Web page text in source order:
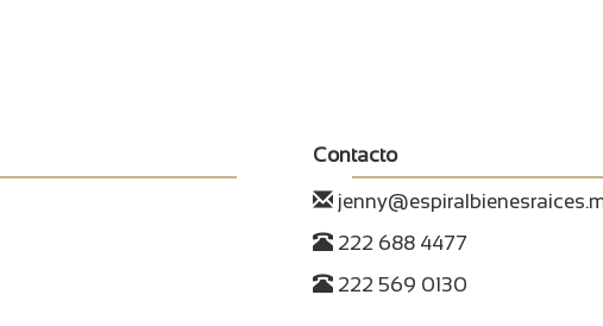
Contacto
222 688 4477
222 569 0130